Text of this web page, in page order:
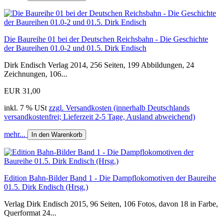
Die Baureihe 01 bei der Deutschen Reichsbahn - Die Geschichte
der Baureihen 01.0-2 und 01.5. Dirk Endisch
Dirk Endisch Verlag 2014, 256 Seiten, 199 Abbildungen, 24
Zeichnungen, 106...
EUR 31,00
inkl. 7 % USt zzgl. Versandkosten (innerhalb Deutschlands
versandkostenfrei; Lieferzeit 2-5 Tage, Ausland abweichend)
mehr... In den Warenkorb
Edition Bahn-Bilder Band 1 - Die Dampflokomotiven der Baureihe
01.5. Dirk Endisch (Hrsg.)
Verlag Dirk Endisch 2015, 96 Seiten, 106 Fotos, davon 18 in Farbe,
Querformat 24...